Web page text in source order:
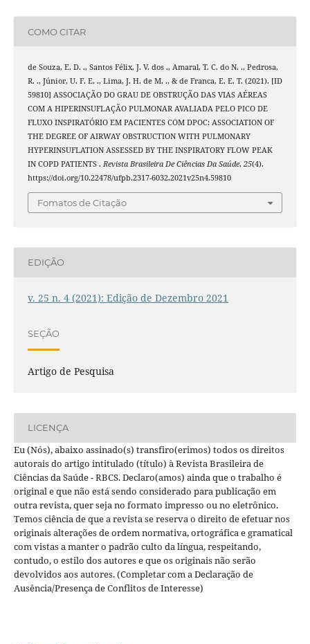
COMO CITAR
de Souza, E. D. ., Santos Félix, J. V. dos ., Amaral, T. C. do N. ., Pedrosa,
R. ., Júnior, U. F. E. ., Lima, J. H. de M. ., & de Franca, E. E. T. (2021). [ID
59810] ASSOCIAÇÃO DO GRAU DE OBSTRUÇÃO DAS VIAS AÉREAS
COM A HIPERINSUFLAÇÃO PULMONAR AVALIADA PELO PICO DE
FLUXO INSPIRATÓRIO EM PACIENTES COM DPOC: ASSOCIATION OF
THE DEGREE OF AIRWAY OBSTRUCTION WITH PULMONARY
HYPERINSUFLATION ASSESSED BY THE INSPIRATORY FLOW PEAK
IN COPD PATIENTS . Revista Brasileira De Ciências Da Saúde, 25(4).
https://doi.org/10.22478/ufpb.2317-6032.2021v25n4.59810
Fomatos de Citação
EDIÇÃO
v. 25 n. 4 (2021): Edição de Dezembro 2021
SEÇÃO
Artigo de Pesquisa
LICENÇA
Eu (Nós), abaixo assinado(s) transfiro(erimos) todos os direitos
autorais do artigo intitulado (título) à Revista Brasileira de
Ciências da Saúde - RBCS. Declaro(amos) ainda que o trabalho é
original e que não está sendo considerado para publicação em
outra revista, quer seja no formato impresso ou no eletrônico.
Temos ciência de que a revista se reserva o direito de efetuar nos
originais alterações de ordem normativa, ortográfica e gramatical
com vistas a manter o padrão culto da língua, respeitando,
contudo, o estilo dos autores e que os originais não serão
devolvidos aos autores. (Completar com a Declaração de
Ausência/Presença de Conflitos de Interesse)